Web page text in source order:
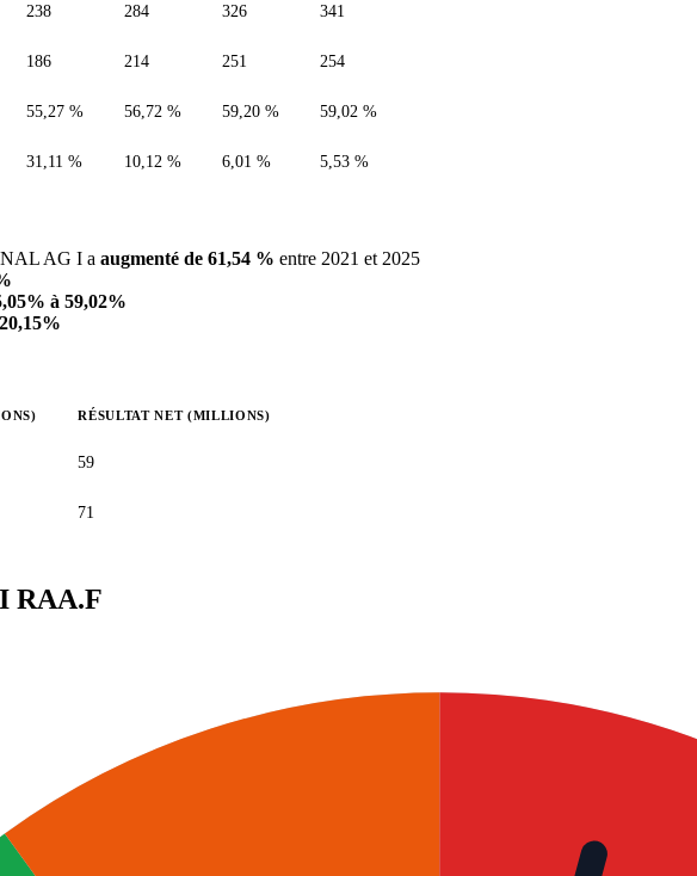
238 284 326 341
186 214 251 254
55,27 % 56,72 % 59,20 % 59,02 %
31,11 % 10,12 % 6,01 % 5,53 %
AG I a augmenté de 61,54 % entre 2021 et 2025
à 59,02%
RÉSULTAT NET (MILLIONS)
59
71
RAA.F